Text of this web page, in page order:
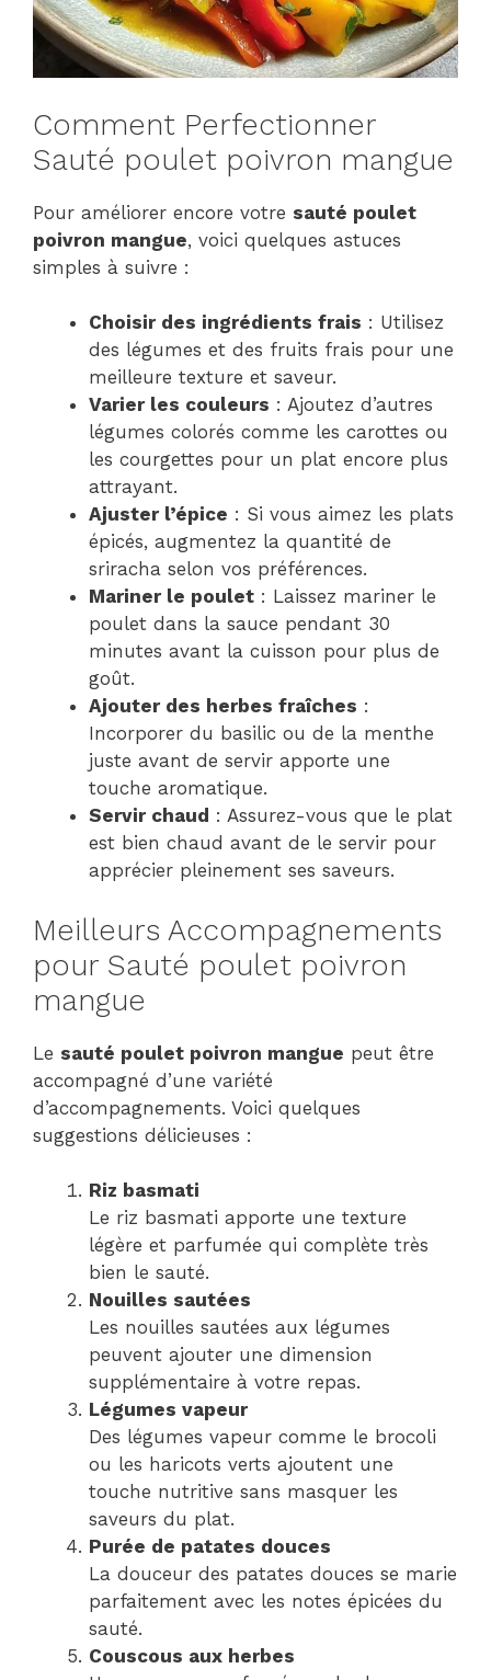
Comment Perfectionner
Sauté poulet poivron mangue
Pour améliorer encore votre sauté poulet
poivron mangue, voici quelques astuces
simples à suivre :
Choisir des ingrédients frais : Utilisez
des légumes et des fruits frais pour une
meilleure texture et saveur.
Varier les couleurs : Ajoutez d’autres
légumes colorés comme les carottes ou
les courgettes pour un plat encore plus
attrayant.
Ajuster l’épice : Si vous aimez les plats
épicés, augmentez la quantité de
sriracha selon vos préférences.
Mariner le poulet : Laissez mariner le
poulet dans la sauce pendant 30
minutes avant la cuisson pour plus de
goût.
Ajouter des herbes fraîches :
Incorporer du basilic ou de la menthe
juste avant de servir apporte une
touche aromatique.
Servir chaud : Assurez-vous que le plat
est bien chaud avant de le servir pour
apprécier pleinement ses saveurs.
Meilleurs Accompagnements
pour Sauté poulet poivron
mangue
Le sauté poulet poivron mangue peut être
accompagné d’une variété
d’accompagnements. Voici quelques
suggestions délicieuses :
Riz basmati
Le riz basmati apporte une texture
légère et parfumée qui complète très
bien le sauté.
Nouilles sautées
Les nouilles sautées aux légumes
peuvent ajouter une dimension
supplémentaire à votre repas.
Légumes vapeur
Des légumes vapeur comme le brocoli
ou les haricots verts ajoutent une
touche nutritive sans masquer les
saveurs du plat.
Purée de patates douces
La douceur des patates douces se marie
parfaitement avec les notes épicées du
sauté.
Couscous aux herbes